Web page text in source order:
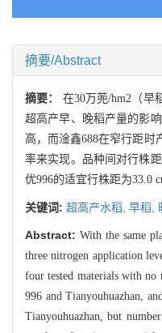
摘要/Abstract
摘要： 在30万蔸/hm2（早
超高产早、晚稻产量的影
高，而淦鑫688在窄行距时
率来实现。品种间对行株
优996的适宜行株距为33.0
关键词: 超高产水稻, 早稻,
Abstract: With the same
three nitrogen application
four tested materials with
996 and Tianyouhuazhan,
Tianyouhuazhan, but